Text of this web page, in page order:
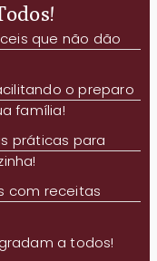
que não dão
o preparo
família!
práticas para
com receitas
a todos!